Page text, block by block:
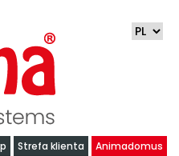
Strefa klienta Animadomus